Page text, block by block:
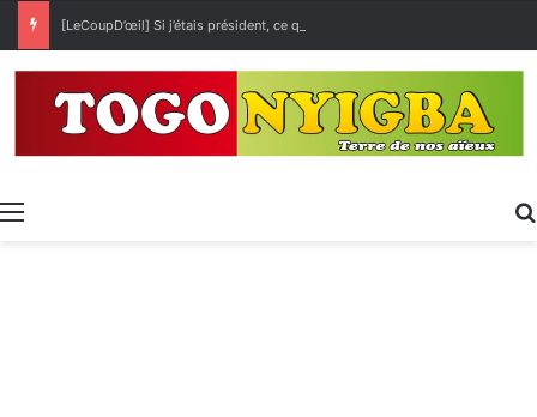
[LeCoupD’œil] Si j’étais président, ce que je ferai des « Évalas »
Menu